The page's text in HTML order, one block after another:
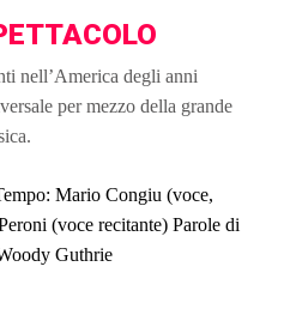
nell’America degli anni
per mezzo della grande
Mario Congiu (voce,
(voce recitante) Parole di
Guthrie